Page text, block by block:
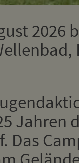
2026
Jahren
Das